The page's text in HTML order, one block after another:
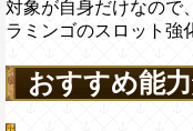
対象が自身だけなので
ラミンゴのスロット強
おすすめ能